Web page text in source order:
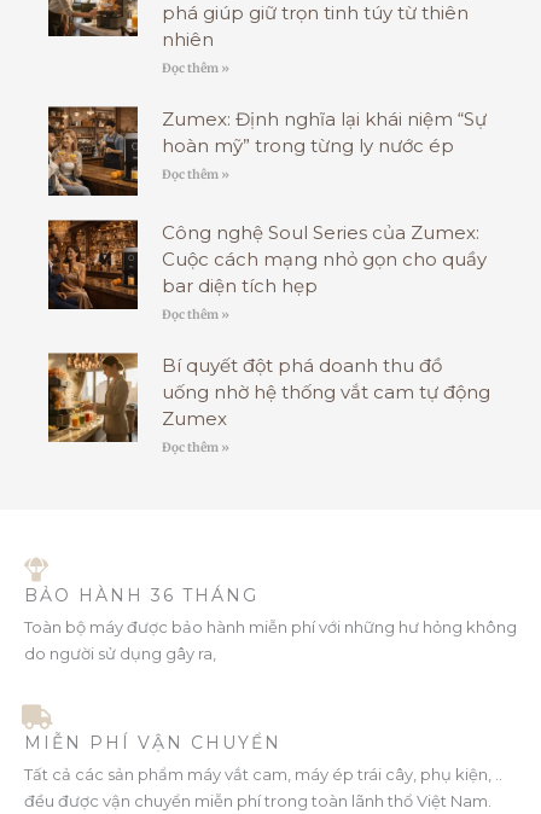
phá giúp giữ trọn tinh túy từ thiên
nhiên
Đọc thêm »
Zumex: Định nghĩa lại khái niệm “Sự
hoàn mỹ” trong từng ly nước ép
Đọc thêm »
Công nghệ Soul Series của Zumex:
Cuộc cách mạng nhỏ gọn cho quầy
bar diện tích hẹp
Đọc thêm »
Bí quyết đột phá doanh thu đồ
uống nhờ hệ thống vắt cam tự động
Zumex
Đọc thêm »
BẢO HÀNH 36 THÁNG
Toàn bộ máy được bảo hành miễn phí với những hư hỏng không
do người sử dụng gây ra,
MIỄN PHÍ VẬN CHUYỂN
Tất cả các sản phẩm máy vắt cam, máy ép trái cây, phụ kiện, ..
đều được vận chuyển miễn phí trong toàn lãnh thổ Việt Nam.